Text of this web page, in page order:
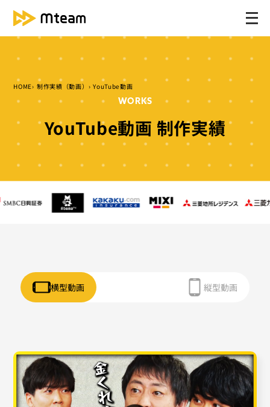
メ
HOME 制作実績（動画）
YouTube動画
WORKS
YouTube動画 制作実績
横型動画 縦型動画